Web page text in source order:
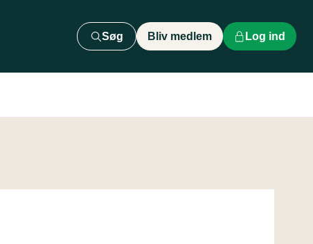
Søg Bliv medlem Log ind